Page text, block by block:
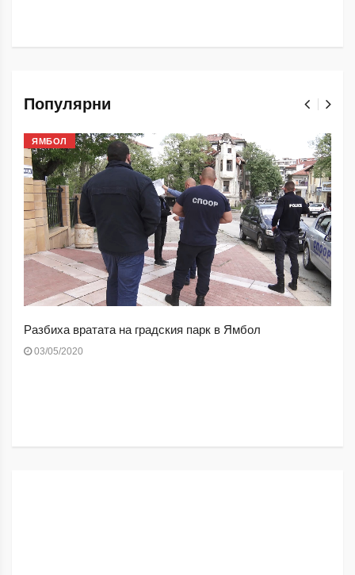
Популярни
ЯМБОЛ
Разбиха вратата на градския парк в Ямбол
03/05/2020